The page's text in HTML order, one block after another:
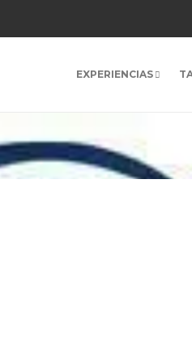
EXPERIENCIAS